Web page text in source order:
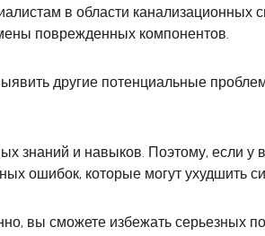
в области канализационных
поврежденных компонентов.
другие потенциальные
знаний и навыков. Поэтому, если у
ошибок, которые могут ухудшить
вы сможете избежать серьезных